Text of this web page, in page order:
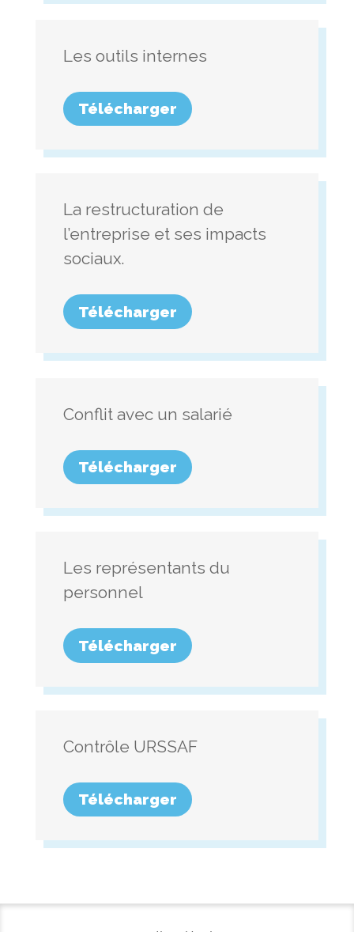
Les outils internes
Télécharger
La restructuration de
l’entreprise et ses impacts
sociaux.
Télécharger
Conflit avec un salarié
Télécharger
Les représentants du
personnel
Télécharger
Contrôle URSSAF
Télécharger